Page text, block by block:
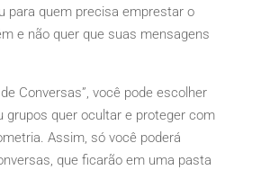
para quem precisa emprestar o
e não quer que suas mensagens
Conversas”, você pode escolher
grupos quer ocultar e proteger com
Assim, só você poderá
que ficarão em uma pasta